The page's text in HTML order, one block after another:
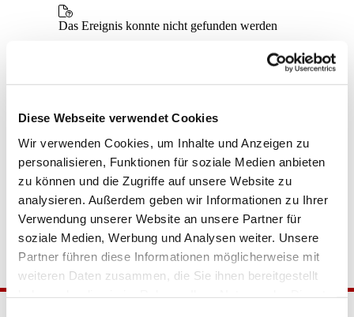
Diese Webseite verwendet Cookies
Wir verwenden Cookies, um Inhalte und Anzeigen zu
personalisieren, Funktionen für soziale Medien anbieten
zu können und die Zugriffe auf unsere Website zu
analysieren. Außerdem geben wir Informationen zu Ihrer
Verwendung unserer Website an unsere Partner für
soziale Medien, Werbung und Analysen weiter. Unsere
Partner führen diese Informationen möglicherweise mit
weiteren Daten zusammen, die Sie ihnen bereitgestellt